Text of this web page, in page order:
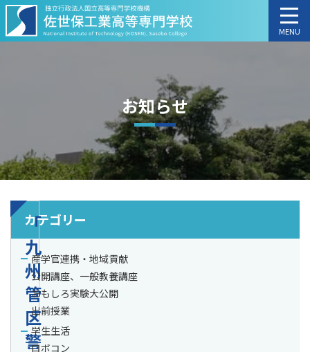
MENU
お知らせ
「
九
州
管
区
警
カテゴリー
産学官連携・地域貢献
公開講座、一般教養講座
おもしろ実験大公開
出前授業
学生生活
ロボコン